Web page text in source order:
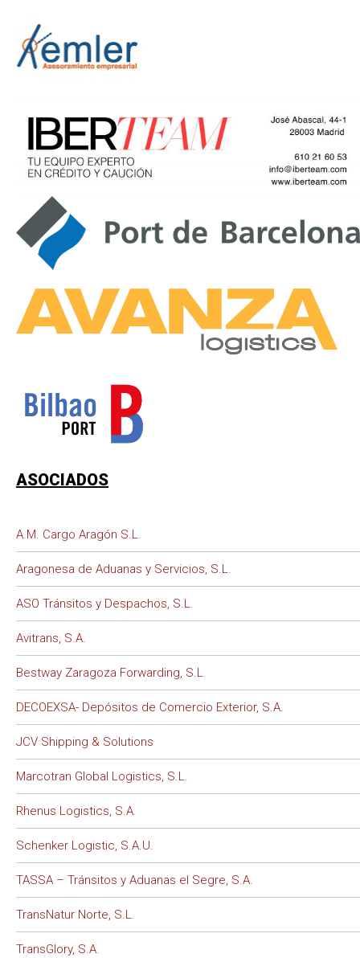
ASOCIADOS
A.M. Cargo Aragón S.L.
Aragonesa de Aduanas y Servicios, S.L.
ASO Tránsitos y Despachos, S.L.
Avitrans, S.A.
Bestway Zaragoza Forwarding, S.L.
DECOEXSA- Depósitos de Comercio Exterior, S.A.
JCV Shipping & Solutions
Marcotran Global Logistics, S.L.
Rhenus Logistics, S.A.
Schenker Logistic, S.A.U.
TASSA – Tránsitos y Aduanas el Segre, S.A.
TransNatur Norte, S.L.
TransGlory, S.A.